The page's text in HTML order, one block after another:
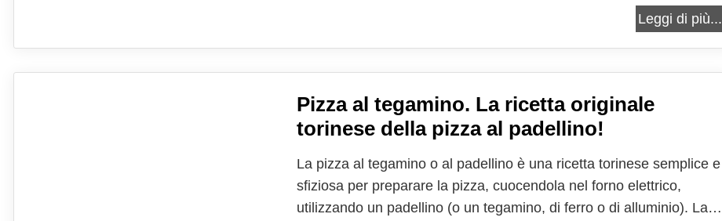
lasciato riposare per una mezz'oretta, poi viene pezzato, steso
Leggi di più...
Pizza al tegamino. La ricetta originale
torinese della pizza al padellino!
La pizza al tegamino o al padellino è una ricetta torinese semplice e
sfiziosa per preparare la pizza, cuocendola nel forno elettrico,
utilizzando un padellino (o un tegamino, di ferro o di alluminio). La